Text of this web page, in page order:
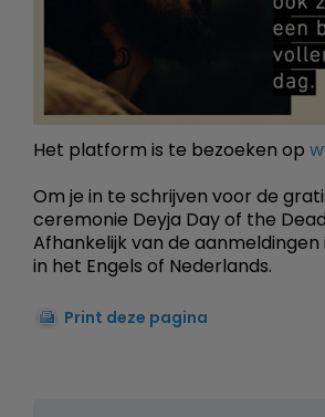
Het platform is te bezoeken op
Om je in te schrijven voor de
ceremonie Deyja Day of the Dead
Afhankelijk van de
in het Engels of Nederlands.
Print deze pagina